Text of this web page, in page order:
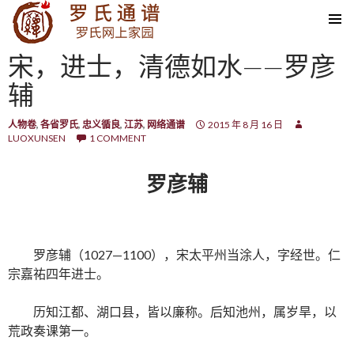
SKIP TO CONTENT
宋，进士，清德如水——罗彦
辅
人物卷, 各省罗氏, 忠义循良, 江苏, 网络通谱
2015 年 8 月 16 日
LUOXUNSEN
1 COMMENT
罗彦辅
罗彦辅（1027—1100），宋太平州当涂人，字经世。仁
宗嘉祐四年进士。
历知江都、湖口县，皆以廉称。后知池州，属岁旱，以
荒政奏课第一。